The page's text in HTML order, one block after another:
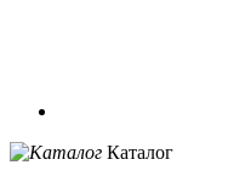
Каталог